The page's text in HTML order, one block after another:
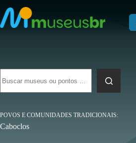
para
o
conteúdo
resultados
POVOS E COMUNIDADES TRADICIONAIS
Caboclos